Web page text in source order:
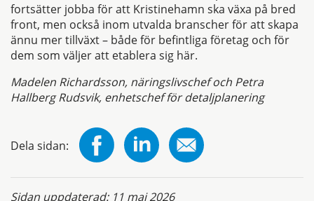
fortsätter jobba för att Kristinehamn ska växa på bred
front, men också inom utvalda branscher för att skapa
ännu mer tillväxt – både för befintliga företag och för
dem som väljer att etablera sig här.
Madelen Richardsson, näringslivschef och Petra
Hallberg Rudsvik, enhetschef för detaljplanering
Dela sidan:
Sidan uppdaterad: 11 maj 2026